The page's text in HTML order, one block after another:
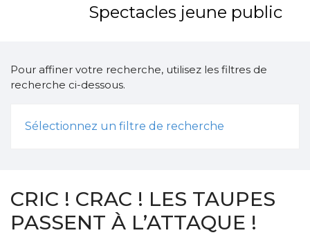
Spectacles jeune public
Pour affiner votre recherche, utilisez les filtres de
recherche ci-dessous.
Sélectionnez un filtre de recherche
CRIC ! CRAC ! LES TAUPES
PASSENT À L’ATTAQUE !